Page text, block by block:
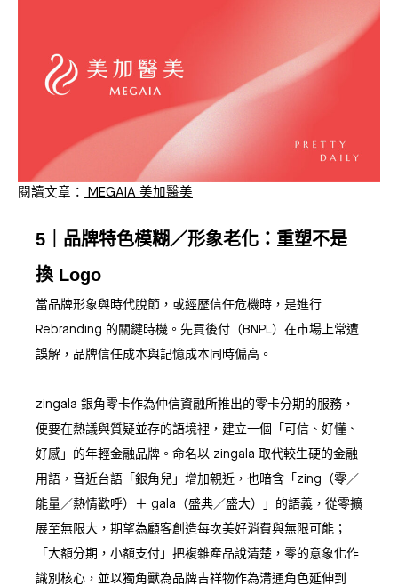
閱讀文章： MEGAIA 美加醫美
5｜品牌特色模糊／形象老化：重塑不是
換 Logo
當品牌形象與時代脫節，或經歷信任危機時，是進行
Rebranding 的關鍵時機。先買後付（BNPL）在市場上常遭
誤解，品牌信任成本與記憶成本同時偏高。
zingala 銀角零卡作為仲信資融所推出的零卡分期的服務，
便要在熱議與質疑並存的語境裡，建立一個「可信、好懂、
好感」的年輕金融品牌。命名以 zingala 取代較生硬的金融
用語，音近台語「銀角兒」增加親近，也暗含「zing（零／
能量／熱情歡呼）＋ gala（盛典／盛大）」的語義，從零擴
展至無限大，期望為顧客創造每次美好消費與無限可能；
「大額分期，小額支付」把複雜產品說清楚，零的意象化作
識別核心，並以獨角獸為品牌吉祥物作為溝通角色延伸到